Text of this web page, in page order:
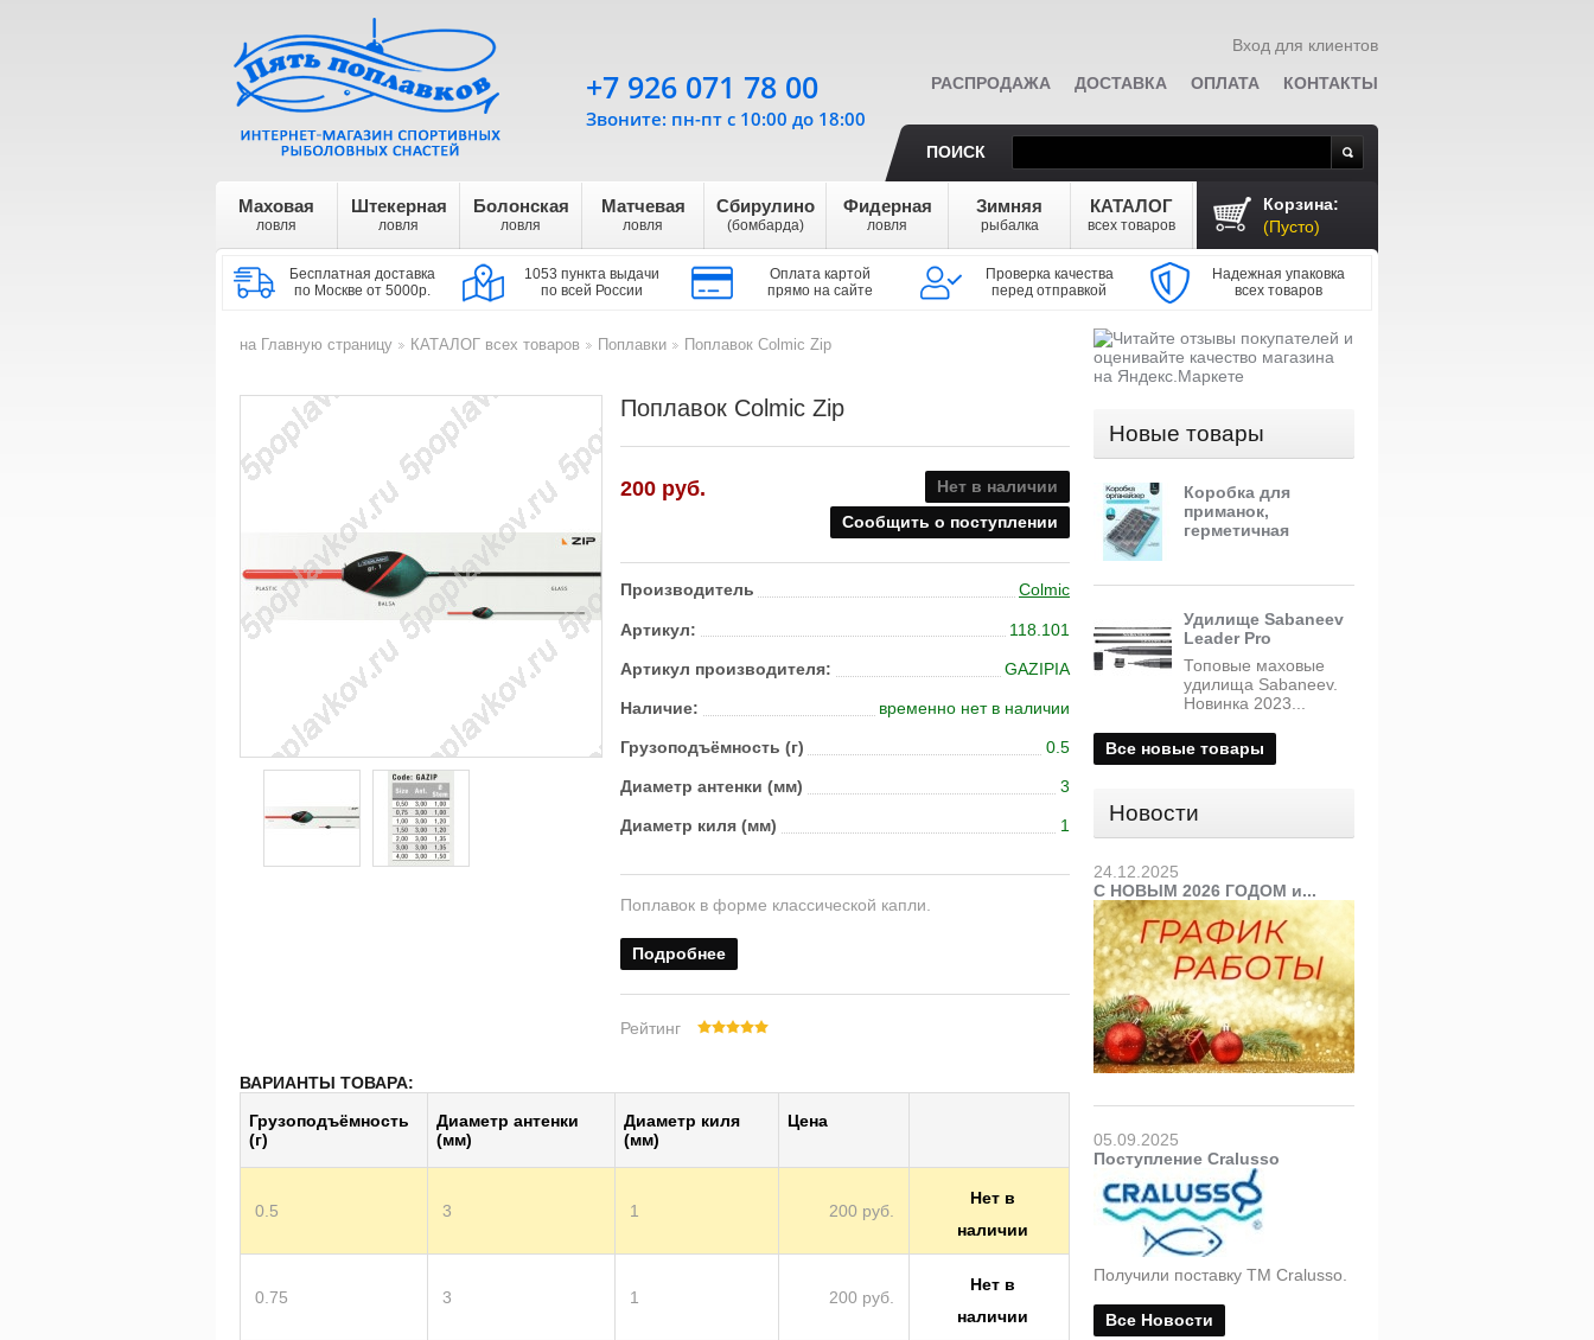
Вход для клиентов
Корзина:
(Пусто)
РАСПРОДАЖА ДОСТАВКА ОПЛАТА КОНТАКТЫ
ПОИСК
Маховая
ловля
Штекерная
ловля
Болонская
ловля
Матчевая
ловля
Сбирулино
(бомбарда)
Фидерная
ловля
Зимняя
рыбалка
КАТАЛОГ
всех товаров
Бесплатная доставка
по Москве от 5000р.
1053 пункта выдачи
по всей России
Оплата картой
прямо на сайте
Проверка качества
перед отправкой
Надежная упаковка
всех товаров
+7 926 071 78 00
Звоните: пн-пт с 10:00 до 18:00
на Главную страницу
КАТАЛОГ всех товаров
Поплавки
Поплавок Colmic Zip
Поплавок Colmic Zip
200 руб.
Нет в наличии
Сообщить о поступлении
Производитель Colmic
Артикул: 118.101
Артикул производителя: GAZIPIA
Наличие: временно нет в наличии
Грузоподъёмность (г) 0.5
Диаметр антенки (мм) 3
Диаметр киля (мм) 1
Поплавок в форме классической капли.
Подробнее
Рейтинг
ВАРИАНТЫ ТОВАРА:
Грузоподъёмность
(г)
Диаметр антенки
(мм)
Диаметр киля
(мм)
Цена
0.5 3 1 200 руб.
Нет в
наличии
0.75 3 1 200 руб.
Нет в
наличии
Новые товары
Коробка для
приманок,
герметичная
Удилище Sabaneev
Leader Pro
Топовые маховые
удилища Sabaneev.
Новинка 2023...
Все новые товары
Новости
24.12.2025
С НОВЫМ 2026 ГОДОМ и...
05.09.2025
Поступление Cralusso
Получили поставку ТМ Cralusso.
Все Новости